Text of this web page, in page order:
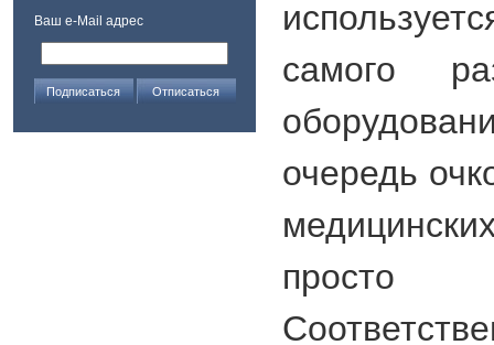
Ваш e-Mail адрес
самого
очередь